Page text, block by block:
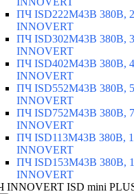
ПЧ ISD222M43B 380В,
INNOVERT
ПЧ ISD302M43B 380В,
INNOVERT
ПЧ ISD402M43B 380В,
INNOVERT
ПЧ ISD552M43B 380В,
INNOVERT
ПЧ ISD752M43B 380В,
INNOVERT
ПЧ ISD113M43B 380В,
INNOVERT
ПЧ ISD153M43B 380В,
INNOVERT
INNOVERT ISD mini